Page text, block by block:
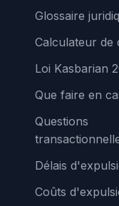
Glossaire
Calculateur de
Loi Kasbarian
Que faire en
Questions
Délais
Coûts